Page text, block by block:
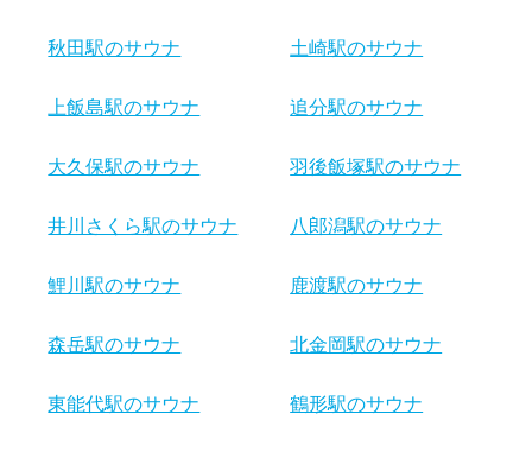
秋田駅のサウナ 土崎駅のサウナ
上飯島駅のサウナ 追分駅のサウナ
大久保駅のサウナ 羽後飯塚駅のサウナ
井川さくら駅のサウナ 八郎潟駅のサウナ
鯉川駅のサウナ 鹿渡駅のサウナ
森岳駅のサウナ 北金岡駅のサウナ
東能代駅のサウナ 鶴形駅のサウナ